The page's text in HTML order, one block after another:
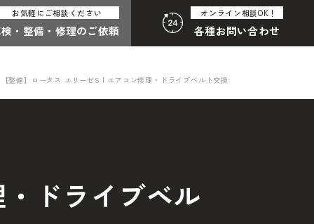
月曜定休）
せフォームはこちら
お気軽にご相談ください
・整備・ 修理のご依頼
オンライン相談OK！
各種お問い合わせ
【整備】ロータス エリーゼS | エアコン修理・ドライブベルト交換
ドライブベル